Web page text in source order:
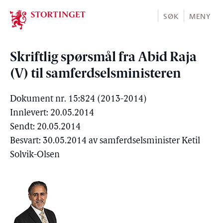
Stortinget.no
SØK MENY
Skriftlig spørsmål fra Abid Raja
(V) til samferdselsministeren
Dokument nr. 15:824 (2013-2014)
Innlevert: 20.05.2014
Sendt: 20.05.2014
Besvart: 30.05.2014 av samferdselsminister Ketil
Solvik-Olsen